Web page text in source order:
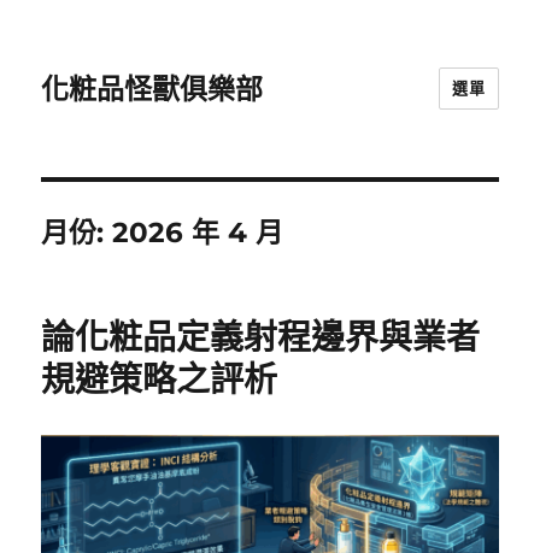
化粧品怪獸俱樂部 選單
月份:2026 年 4 月
論化粧品定義射程邊界與業者
規避策略之評析